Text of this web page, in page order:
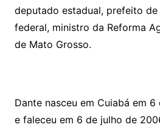
deputado estadual, prefeito
federal, ministro da Reforma
de Mato Grosso.
Dante nasceu em Cuiabá em
e faleceu em 6 de julho de